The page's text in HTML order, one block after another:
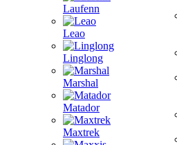
Laufenn
Leao
Linglong
Marshal
Matador
Maxtrek